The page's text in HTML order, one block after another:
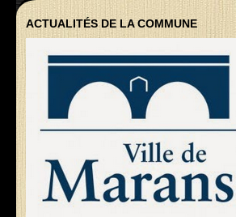
ACTUALITÉS DE LA COMMUNE